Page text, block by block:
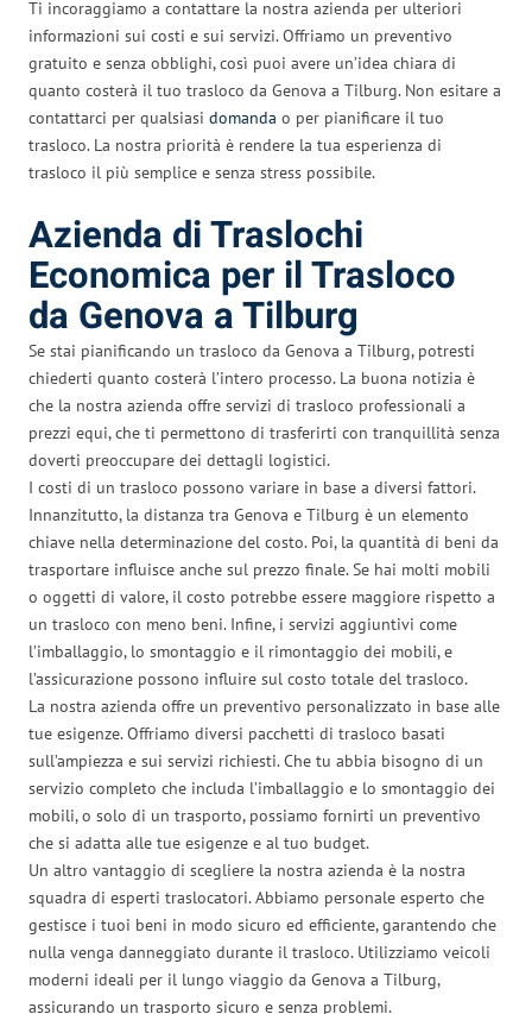
Ti incoraggiamo a contattare la nostra azienda per ulteriori
informazioni sui costi e sui servizi. Offriamo un preventivo
gratuito e senza obblighi, così puoi avere un’idea chiara di
quanto costerà il tuo trasloco da Genova a Tilburg. Non esitare a
contattarci per qualsiasi domanda o per pianificare il tuo
trasloco. La nostra priorità è rendere la tua esperienza di
trasloco il più semplice e senza stress possibile.
Azienda di Traslochi
Economica per il Trasloco
da Genova a Tilburg
Se stai pianificando un trasloco da Genova a Tilburg, potresti
chiederti quanto costerà l’intero processo. La buona notizia è
che la nostra azienda offre servizi di trasloco professionali a
prezzi equi, che ti permettono di trasferirti con tranquillità senza
doverti preoccupare dei dettagli logistici.
I costi di un trasloco possono variare in base a diversi fattori.
Innanzitutto, la distanza tra Genova e Tilburg è un elemento
chiave nella determinazione del costo. Poi, la quantità di beni da
trasportare influisce anche sul prezzo finale. Se hai molti mobili
o oggetti di valore, il costo potrebbe essere maggiore rispetto a
un trasloco con meno beni. Infine, i servizi aggiuntivi come
l’imballaggio, lo smontaggio e il rimontaggio dei mobili, e
l’assicurazione possono influire sul costo totale del trasloco.
La nostra azienda offre un preventivo personalizzato in base alle
tue esigenze. Offriamo diversi pacchetti di trasloco basati
sull’ampiezza e sui servizi richiesti. Che tu abbia bisogno di un
servizio completo che includa l’imballaggio e lo smontaggio dei
mobili, o solo di un trasporto, possiamo fornirti un preventivo
che si adatta alle tue esigenze e al tuo budget.
Un altro vantaggio di scegliere la nostra azienda è la nostra
squadra di esperti traslocatori. Abbiamo personale esperto che
gestisce i tuoi beni in modo sicuro ed efficiente, garantendo che
nulla venga danneggiato durante il trasloco. Utilizziamo veicoli
moderni ideali per il lungo viaggio da Genova a Tilburg,
assicurando un trasporto sicuro e senza problemi.